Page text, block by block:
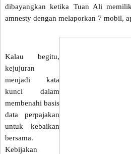
dibayangkan ketika Tuan Ali
amnesty dengan melaporkan 7 mobil,
Kalau begitu,
kejujuran
menjadi kata
kunci dalam
membenahi basis
data perpajakan
untuk kebaikan
bersama.
Kebijakan